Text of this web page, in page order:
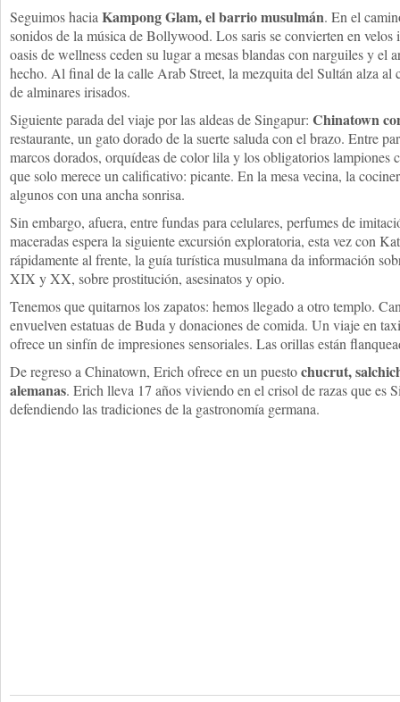
Seguimos hacia Kampong Glam, el barrio musulmán. En el
sonidos de la música de Bollywood. Los saris se convierten en velos
oasis de wellness ceden su lugar a mesas blandas con narguiles y el
hecho. Al final de la calle Arab Street, la mezquita del Sultán alza al
de alminares irisados.
Siguiente parada del viaje por las aldeas de Singapur: Chinatown
restaurante, un gato dorado de la suerte saluda con el brazo. Entre
marcos dorados, orquídeas de color lila y los obligatorios lampiones
que solo merece un calificativo: picante. En la mesa vecina, la
algunos con una ancha sonrisa.
Sin embargo, afuera, entre fundas para celulares, perfumes de
maceradas espera la siguiente excursión exploratoria, esta vez con
rápidamente al frente, la guía turística musulmana da información
XIX y XX, sobre prostitución, asesinatos y opio.
Tenemos que quitarnos los zapatos: hemos llegado a otro templo.
envuelven estatuas de Buda y donaciones de comida. Un viaje en
ofrece un sinfín de impresiones sensoriales. Las orillas están
De regreso a Chinatown, Erich ofrece en un puestochucrut,
alemanas. Erich lleva 17 años viviendo en el crisol de razas que es
defendiendo las tradiciones de la gastronomía germana.